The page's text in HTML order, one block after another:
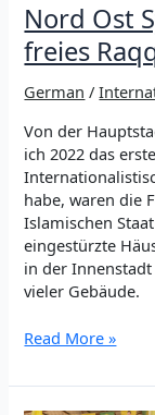
Nord Ost
freies
German /
Von der
ich 2022 das
habe, waren die
Islamischen
eingestürzte
in der
vieler Gebäude.
Nord
Syrien
Read More »